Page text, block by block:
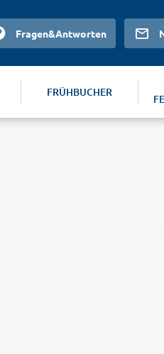
Fragen&Antworten
FRÜHBUCHER